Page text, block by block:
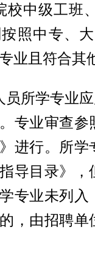
校中级工班
照中专、
业且符合其
员所学专业
专业审查参
进行。所学
导目录》
专业未列入
，由招聘